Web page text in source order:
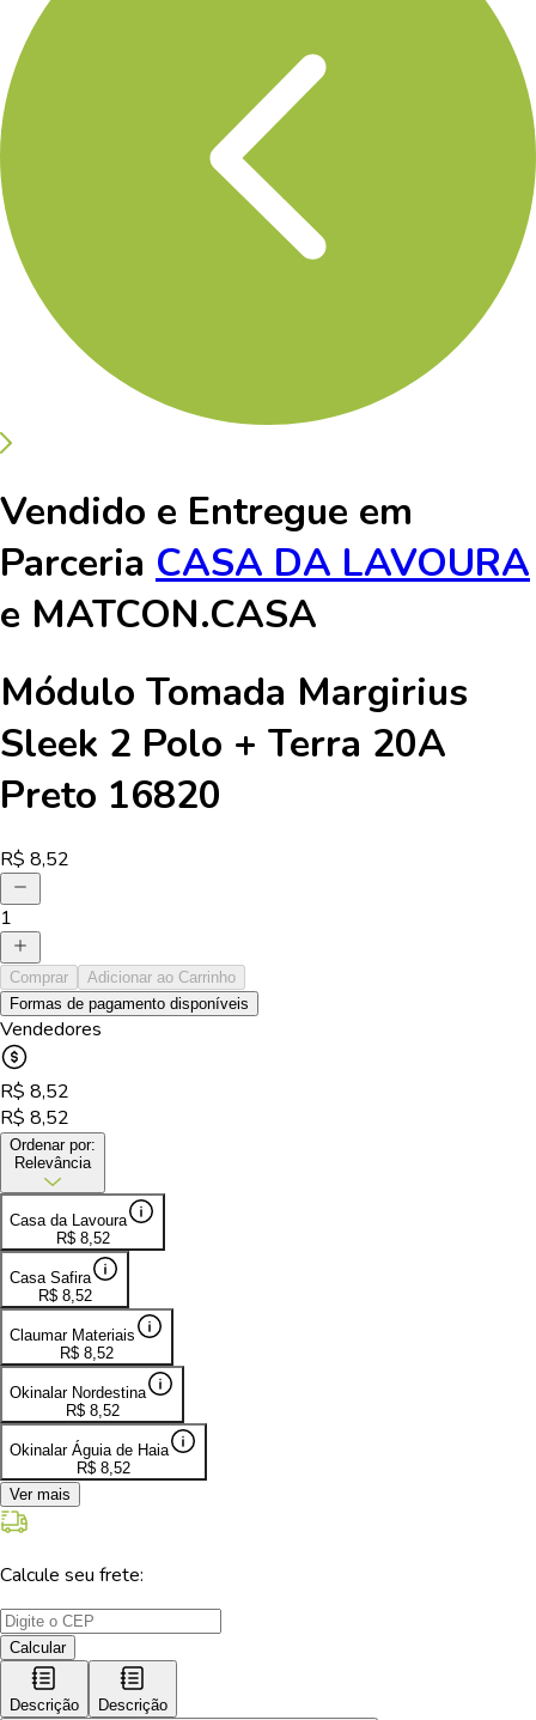
Vendido e Entregue em
Parceria CASA DA LAVOURA
e MATCON.CASA
Módulo Tomada Margirius
Sleek 2 Polo + Terra 20A
Preto 16820
R$ 8,52
1
Comprar
Adicionar ao Carrinho
Formas de pagamento disponíveis
Vendedores
R$ 8,52
R$ 8,52
Ordenar por:
Relevância
Casa da Lavoura
R$ 8,52
Casa Safira
R$ 8,52
Claumar Materiais
R$ 8,52
Okinalar Nordestina
R$ 8,52
Okinalar Águia de Haia
R$ 8,52
Ver mais
Calcule seu frete:
Calcular
Descrição Descrição